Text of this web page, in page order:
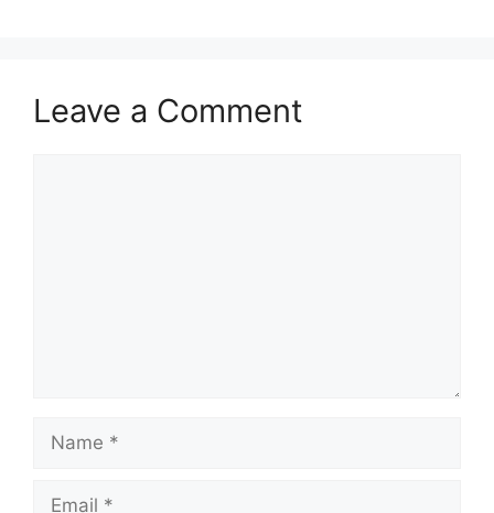
Leave a Comment
Name
Email